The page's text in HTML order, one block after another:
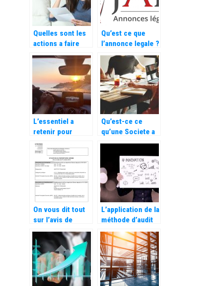
Quelles sont les
actions a faire
apres la reception
d’une lettre de
mise en demeure
?
Qu’est ce que
l’annonce legale ?
L’essentiel a
retenir pour
souscrire une
assurance auto
Qu’est-ce ce
qu’une Societe a
Responsabilite
On vous dit tout
sur l’avis de
situation SIRENE
L’application de la
méthode d’audit
organisationnel
dans une société